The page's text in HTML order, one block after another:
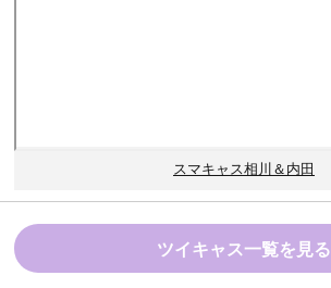
スマキャス相川＆内田
ツイキャス一覧を見る